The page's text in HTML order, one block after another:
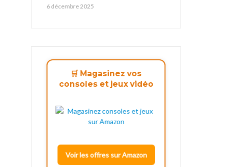
6 décembre 2025
🛒 Magasinez vos
consoles et jeux vidéo
Voir les offres sur Amazon